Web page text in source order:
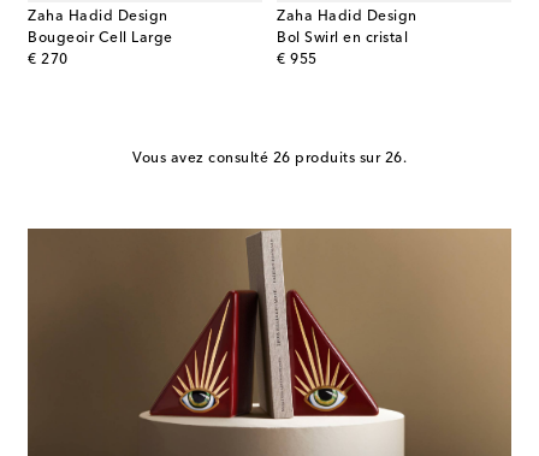
Zaha Hadid Design
Bougeoir Cell Large
€ 270
original price
Zaha Hadid Design
Bol Swirl en cristal
€ 955
original price
Vous avez consulté 26 produits sur 26.